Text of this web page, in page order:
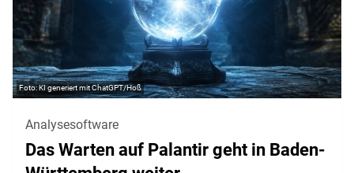
KI generiert mit ChatGPT/Hoß
Analysesoftware
Das Warten auf Palantir geht in Baden-